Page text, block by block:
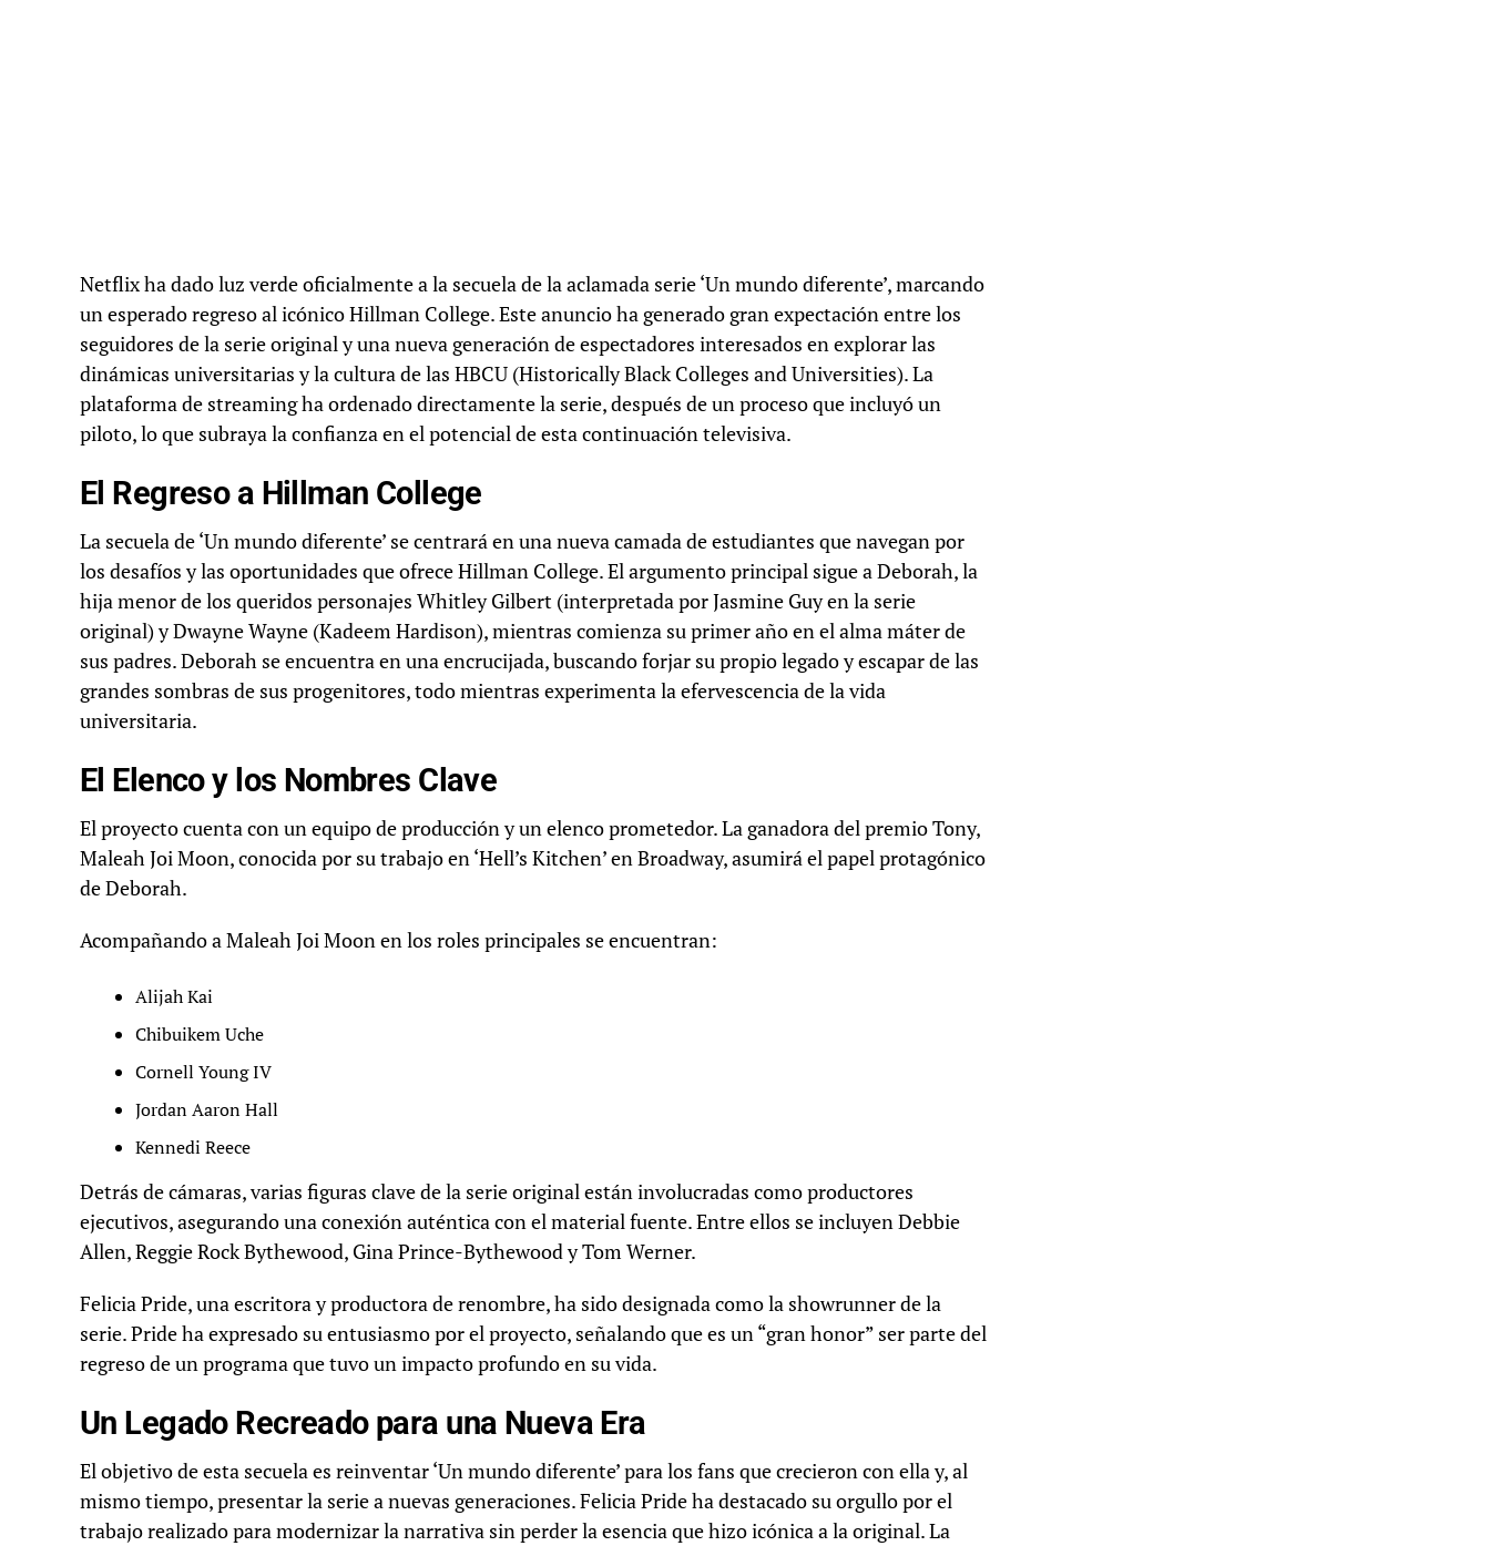
Netflix ha dado luz verde oficialmente a la secuela de la aclamada serie ‘Un mundo diferente’, marcando
un esperado regreso al icónico Hillman College. Este anuncio ha generado gran expectación entre los
seguidores de la serie original y una nueva generación de espectadores interesados en explorar las
dinámicas universitarias y la cultura de las HBCU (Historically Black Colleges and Universities). La
plataforma de streaming ha ordenado directamente la serie, después de un proceso que incluyó un
piloto, lo que subraya la confianza en el potencial de esta continuación televisiva.
El Regreso a Hillman College
La secuela de ‘Un mundo diferente’ se centrará en una nueva camada de estudiantes que navegan por
los desafíos y las oportunidades que ofrece Hillman College. El argumento principal sigue a Deborah, la
hija menor de los queridos personajes Whitley Gilbert (interpretada por Jasmine Guy en la serie
original) y Dwayne Wayne (Kadeem Hardison), mientras comienza su primer año en el alma máter de
sus padres. Deborah se encuentra en una encrucijada, buscando forjar su propio legado y escapar de las
grandes sombras de sus progenitores, todo mientras experimenta la efervescencia de la vida
universitaria.
El Elenco y los Nombres Clave
El proyecto cuenta con un equipo de producción y un elenco prometedor. La ganadora del premio Tony,
Maleah Joi Moon, conocida por su trabajo en ‘Hell’s Kitchen’ en Broadway, asumirá el papel protagónico
de Deborah.
Acompañando a Maleah Joi Moon en los roles principales se encuentran:
Alijah Kai
Chibuikem Uche
Cornell Young IV
Jordan Aaron Hall
Kennedi Reece
Detrás de cámaras, varias figuras clave de la serie original están involucradas como productores
ejecutivos, asegurando una conexión auténtica con el material fuente. Entre ellos se incluyen Debbie
Allen, Reggie Rock Bythewood, Gina Prince-Bythewood y Tom Werner.
Felicia Pride, una escritora y productora de renombre, ha sido designada como la showrunner de la
serie. Pride ha expresado su entusiasmo por el proyecto, señalando que es un “gran honor” ser parte del
regreso de un programa que tuvo un impacto profundo en su vida.
Un Legado Recreado para una Nueva Era
El objetivo de esta secuela es reinventar ‘Un mundo diferente’ para los fans que crecieron con ella y, al
mismo tiempo, presentar la serie a nuevas generaciones. Felicia Pride ha destacado su orgullo por el
trabajo realizado para modernizar la narrativa sin perder la esencia que hizo icónica a la original. La